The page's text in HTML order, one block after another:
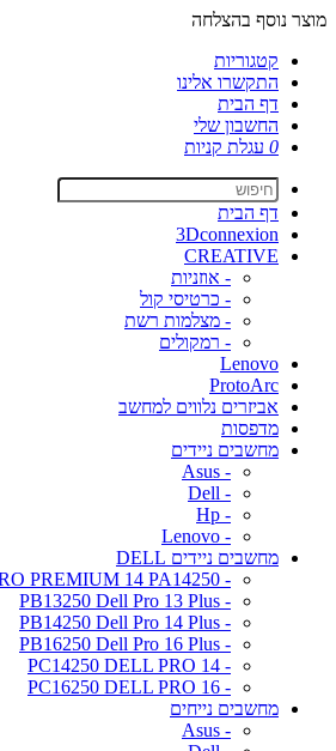
מוצר נוסף בהצלחה
קטגוריות
התקשרו אלינו
דף הבית
החשבון שלי
0 עגלת קניות
דף הבית
3Dconnexion
CREATIVE
- אוזניות
- כרטיסי קול
- מצלמות רשת
- רמקולים
Lenovo
ProtoArc
אביזרים נלווים למחשב
מדפסות
מחשבים ניידים
- Asus
- Dell
- Hp
- Lenovo
מחשבים ניידים DELL
- DELL PRO PREMIUM 14 PA14250
- PB13250 Dell Pro 13 Plus
- PB14250 Dell Pro 14 Plus
- PB16250 Dell Pro 16 Plus
- PC14250 DELL PRO 14
- PC16250 DELL PRO 16
מחשבים נייחים
- Asus